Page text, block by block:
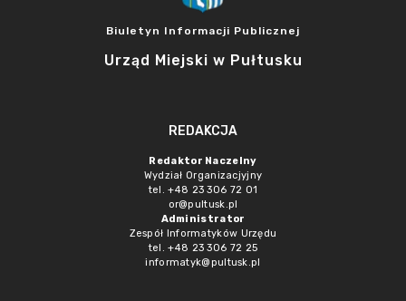
Biuletyn Informacji Publicznej
Urząd Miejski w Pułtusku
REDAKCJA
Redaktor Naczelny
Wydział Organizacjyjny
tel. +48 23 306 72 01
or@pultusk.pl
Administrator
Zespół Informatyków Urzędu
tel. +48 23 306 72 25
informatyk@pultusk.pl